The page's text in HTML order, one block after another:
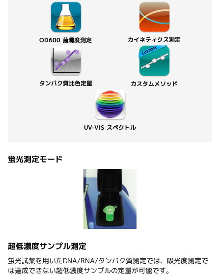
OD600 菌濁度測定 カイネティクス測定
タンパク質比色定量 カスタムメソッド
UV-VIS スペクトル
蛍光測定モード
超低濃度サンプル測定
蛍光試薬を用いたDNA/RNA/タンパク質測定では、吸光度測定で
は達成できない超低濃度サンプルの定量が可能です。